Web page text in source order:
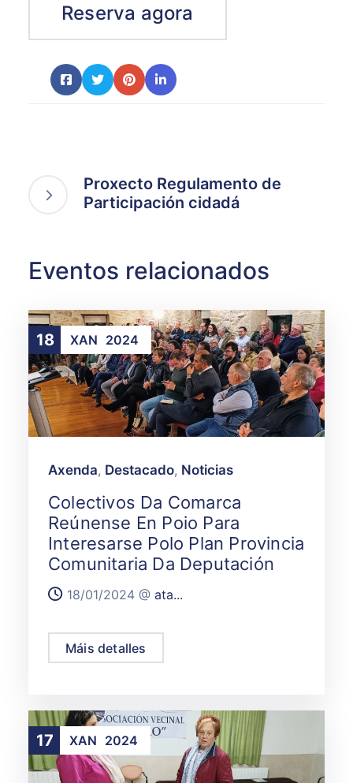
Reserva agora
Proxecto Regulamento de
Participación cidadá
Eventos relacionados
18 XAN 2024
Axenda, Destacado, Noticias
Colectivos Da Comarca
Reúnense En Poio Para
Interesarse Polo Plan Provincia
Comunitaria Da Deputación
18/01/2024 @ ata...
Máis detalles
17 XAN 2024